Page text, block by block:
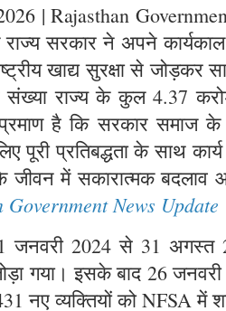
| Rajasthan
राज्य सरकार ने अपने
खाद्य सुरक्षा से जोड़कर
राज्य के कुल 4.37 करोड़
है कि सरकार समाज
प्रतिबद्धता के साथ
जीवन में सकारात्मक बदलाव
Government News Update
जनवरी 2024 से 31
गया। इसके बाद 26
नए व्यक्तियों को NFSA में